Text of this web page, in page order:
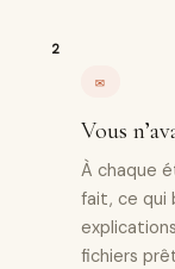
✉️
Vous
À chaque
fait, ce qui
fichiers